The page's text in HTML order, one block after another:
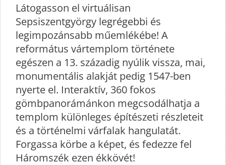
Látogasson el virtuálisan
Sepsiszentgyörgy legrégebbi és
legimpozánsabb műemlékébe! A
református vártemplom története
egészen a 13. századig nyúlik vissza, mai,
monumentális alakját pedig 1547-ben
nyerte el. Interaktív, 360 fokos
gömbpanorámánkon megcsodálhatja a
templom különleges építészeti részleteit
és a történelmi várfalak hangulatát.
Forgassa körbe a képet, és fedezze fel
Háromszék ezen ékkövét!